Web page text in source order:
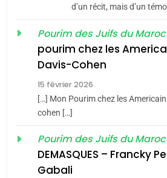
JUDAISME
Maroc :
Tafraout,
du terroir
Oeil
De Loya
d’un récit, mais d’un
Pourim des Juifs du Maroc
pourim chez les
Davis-Cohen
15 février 2026
[…] Mon Pourim chez les
cohen […]
Pourim des Juifs du Maroc
DEMASQUES – Francky
Gabali